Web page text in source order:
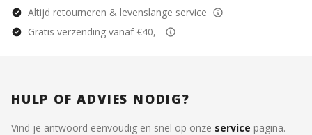
Altijd retourneren & levenslange service
Gratis verzending vanaf €40,-
HULP OF ADVIES NODIG?
Vind je antwoord eenvoudig en snel op onze service pagina.